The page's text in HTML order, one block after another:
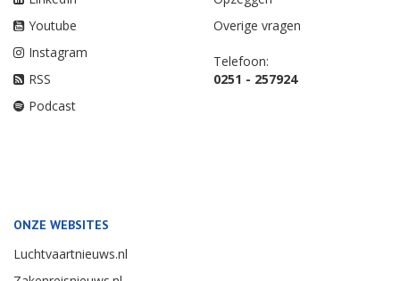
Youtube
Instagram
RSS
Podcast
Overige vragen
Telefoon:
0251 - 257924
ONZE WEBSITES
Luchtvaartnieuws.nl